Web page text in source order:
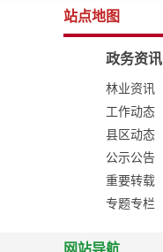
站点地图
政务资讯
林业资讯
工作动态
县区动态
公示公告
重要转载
专题专栏
网站导航